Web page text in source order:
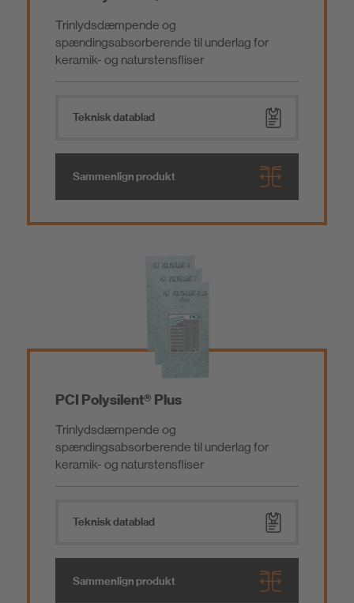
Trinlydsdæmpende og
spændingsabsorberende til underlag for
keramik- og naturstensfliser
Teknisk datablad
Sammenlign produkt
PCI Polysilent® Plus
Trinlydsdæmpende og
spændingsabsorberende til underlag for
keramik- og naturstensfliser
Teknisk datablad
Sammenlign produkt